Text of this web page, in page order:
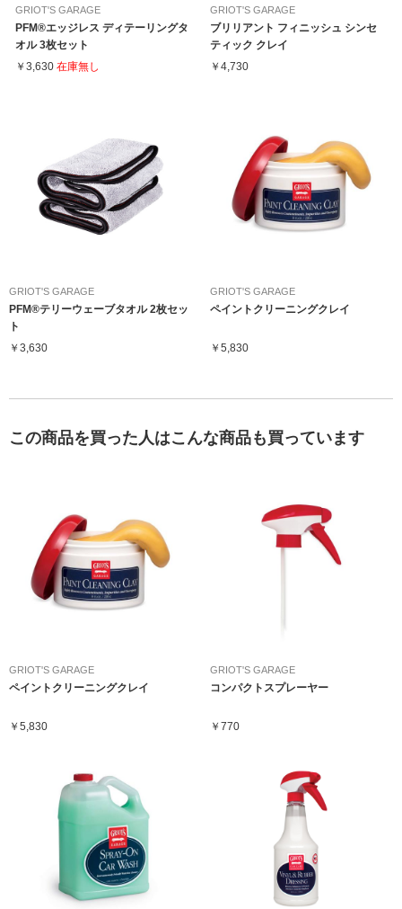
GRIOT'S GARAGE
PFM®エッジレス ディテーリングタ
オル 3枚セット
￥3,630 在庫無し
GRIOT'S GARAGE
ブリリアント フィニッシュ シンセ
ティック クレイ
￥4,730
GRIOT'S GARAGE
PFM®テリーウェーブタオル 2枚セッ
ト
￥3,630
GRIOT'S GARAGE
ペイントクリーニングクレイ
￥5,830
この商品を買った人はこんな商品も買っています
GRIOT'S GARAGE
ペイントクリーニングクレイ
￥5,830
GRIOT'S GARAGE
コンパクトスプレーヤー
￥770